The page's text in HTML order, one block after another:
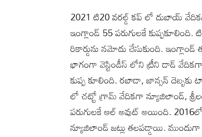
2021 టి20 వరల్డ్ కప్ లో దుబాయ్
ఇంగ్లాండ్ 55 పరుగులకే కుప్పకూలింది.
రికార్డును నమోదు చేసుకుంది.
భాగంగా వెస్టిండీస్ లోని ట్రీని డాడ్
కుప్ప కూలింది. రబాడా, జాన్సన్
లో చట్టో గ్రామ్ వేదికగా న్యూజిలాండ్,
పరుగులకే ఆల్ అవుట్ అయింది.
న్యూజిలాండ్ జట్లు తలపడ్డాయి.